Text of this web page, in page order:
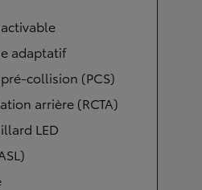
adaptatif
collision (PCS)
arrière (RCTA)
LED